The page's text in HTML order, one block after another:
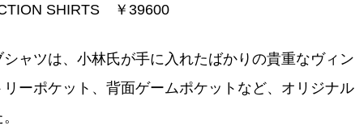
SHIRTS ￥39600
ャツは、小林氏が手に入れたばかりの貴重なヴィン
ーポケット、背面ゲームポケットなど、オリジナル